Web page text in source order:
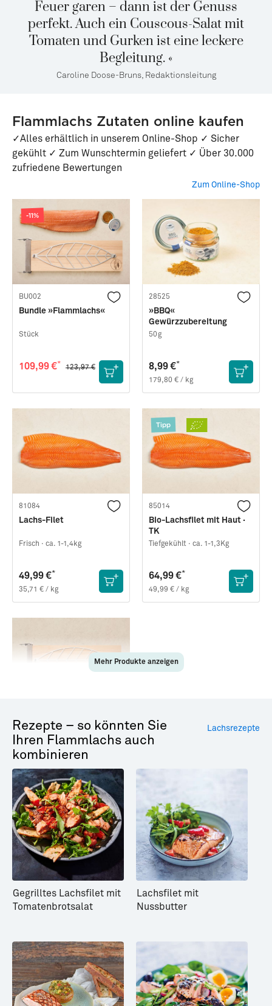
Feuer garen – dann ist der Genuss
perfekt. Auch ein Couscous-Salat mit
Tomaten und Gurken ist eine leckere
Begleitung. «
Caroline Doose-Bruns, Redaktionsleitung
Flammlachs Zutaten online kaufen
✓Alles erhältlich in unserem Online-Shop ✓ Sicher
gekühlt ✓ Zum Wunschtermin geliefert ✓ Über 30.000
zufriedene Bewertungen
Zum Online-Shop
-11%
BU002
Bundle »Flammlachs«
Stück
109,99 €* 123,97 €
28525
»BBQ«
Gewürzzubereitung
50g
8,99 €*
179,80 € / kg
81084
Lachs-Filet
Frisch · ca. 1-1,4kg
49,99 €*
35,71 € / kg
Tipp
85014
Bio-Lachsfilet mit Haut ·
TK
Tiefgekühlt · ca. 1-1,3Kg
64,99 €*
49,99 € / kg
Flammlachsbrett ·
handgefertigt in
Norddeutschland
Stück
64,99 €*
Mehr Produkte anzeigen
Rezepte – so könnten Sie
Ihren Flammlachs auch
kombinieren
Lachsrezepte
Gegrilltes Lachsfilet mit
Tomatenbrotsalat
Lachsfilet mit
Nussbutter